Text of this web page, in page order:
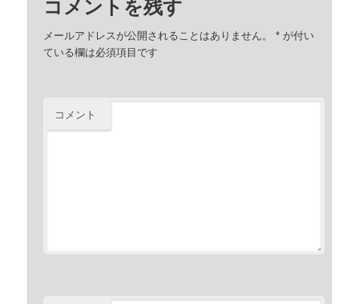
コメントを残す
メールアドレスが公開されることはありません。 *が付い
ている欄は必須項目です
コメント